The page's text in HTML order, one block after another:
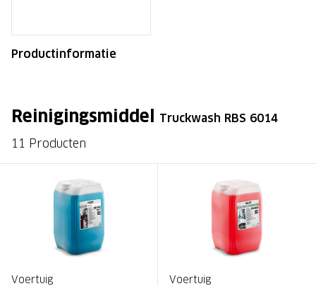
Productinformatie
Reinigingsmiddel
Truckwash RBS 6014
11 Producten
Voertuig Voertuig